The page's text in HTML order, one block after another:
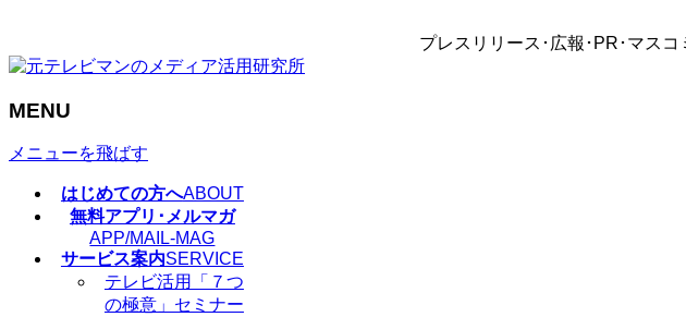
プレスリリース･広報･PR･マス
MENU
メニューを飛ばす
はじめての方へABOUT
無料アプリ･メルマガ
APP/MAIL-MAG
サービス案内SERVICE
テレビ活用「７つ
の極意」セミナー